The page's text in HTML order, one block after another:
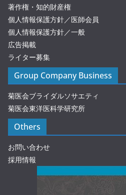
著作権・知的財産権
個人情報保護方針／医師会員
個人情報保護方針／一般
広告掲載
ライター募集
Group Company Business
菊医会ブライダルソサエティ
菊医会東洋医科学研究所
Others
お問い合わせ
採用情報